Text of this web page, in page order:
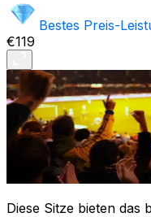
Bestes Preis-
€119
Diese Sitze bieten das